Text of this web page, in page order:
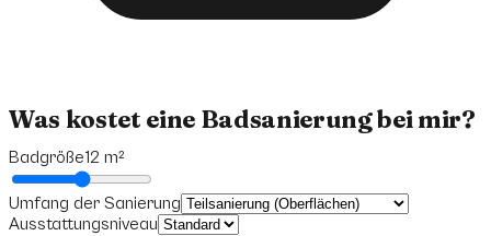
Was kostet eine Badsanierung bei mir?
Badgröße12 m²
Umfang der Sanierung
Ausstattungsniveau